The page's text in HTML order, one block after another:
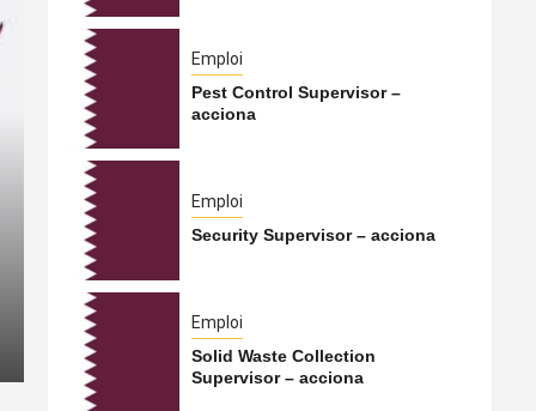
International
Le Hamas s’apprêterait
Qatar vers la Turquie
5 août 2026 Qatarien
Emploi
Pest Control Supervisor –
acciona
Emploi
Security Supervisor – acciona
Emploi
Solid Waste Collection
Supervisor – acciona